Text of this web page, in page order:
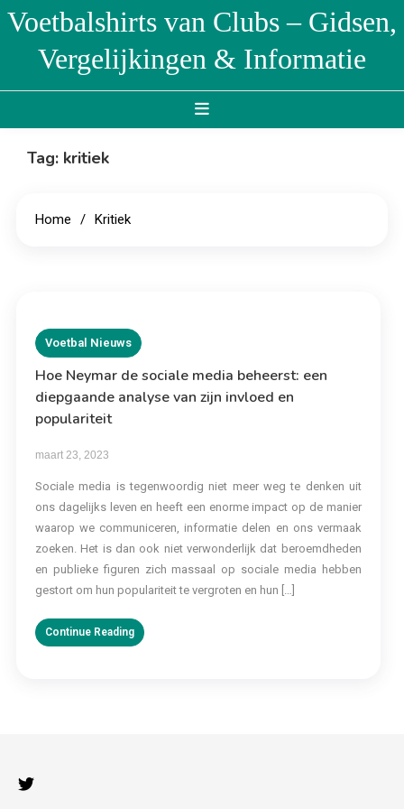
Skip
content
Voetbalshirts van Clubs – Gidsen,
Vergelijkingen & Informatie
Tag: kritiek
Home Kritiek
Voetbal Nieuws
Hoe Neymar de sociale media beheerst: een
diepgaande analyse van zijn invloed en
populariteit
maart 23, 2023
Sociale media is tegenwoordig niet meer weg te denken uit
ons dagelijks leven en heeft een enorme impact op de manier
waarop we communiceren, informatie delen en ons vermaak
zoeken. Het is dan ook niet verwonderlijk dat beroemdheden
en publieke figuren zich massaal op sociale media hebben
gestort om hun populariteit te vergroten en hun […]
Continue Reading